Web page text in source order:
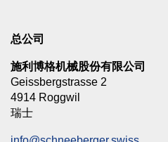
总公司
施利博格机械股份有限公司
Geissbergstrasse 2
4914 Roggwil
瑞士